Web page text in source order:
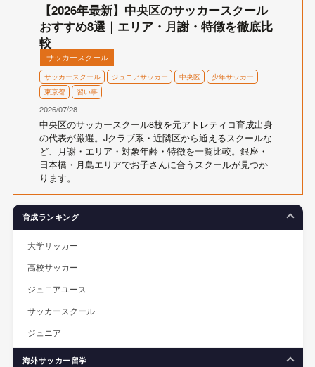
【2026年最新】中央区のサッカースクール
おすすめ8選｜エリア・月謝・特徴を徹底比
較
サッカースクール
サッカースクール ジュニアサッカー 中央区
少年サッカー
東京都
習い事
2026/07/28
中央区のサッカースクール8校を元アトレティコ育成出身
の代表が厳選。Jクラブ系・近隣区から通えるスクールな
ど、月謝・エリア・対象年齢・特徴を一覧比較。銀座・
日本橋・月島エリアでお子さんに合うスクールが見つか
ります。
育成ランキング
大学サッカー
高校サッカー
ジュニアユース
サッカースクール
ジュニア
海外サッカー留学